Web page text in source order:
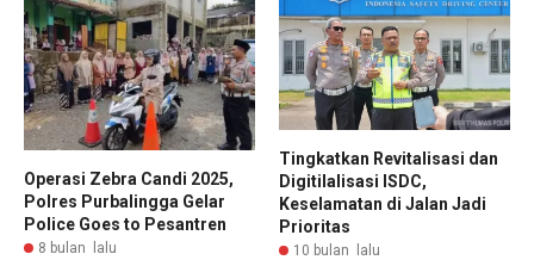
Operasi Zebra Candi 2025,
Polres Purbalingga Gelar
Police Goes to Pesantren
8 bulan lalu
Tingkatkan Revitalisasi dan
Digitilalisasi ISDC,
Keselamatan di Jalan Jadi
Prioritas
10 bulan lalu